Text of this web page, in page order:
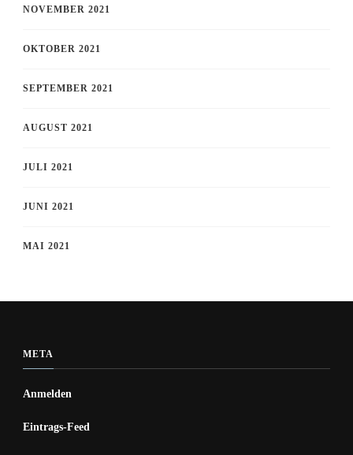
NOVEMBER 2021
OKTOBER 2021
SEPTEMBER 2021
AUGUST 2021
JULI 2021
JUNI 2021
MAI 2021
META
Anmelden
Eintrags-Feed